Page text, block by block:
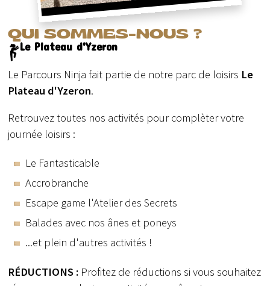
QUI SOMMES-NOUS ?
Le Plateau d'Yzeron
Le Parcours Ninja fait partie de notre parc de loisirs Le
Plateau d'Yzeron.
Retrouvez toutes nos activités pour complèter votre
journée loisirs :
Le Fantasticable
Accrobranche
Escape game l'Atelier des Secrets
Balades avec nos ânes et poneys
...et plein d'autres activités !
RÉDUCTIONS : Profitez de réductions si vous souhaitez